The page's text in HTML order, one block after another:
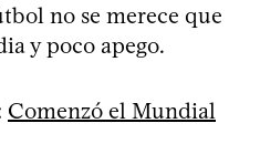
no se merece que
y poco apego.
Comenzó el Mundial